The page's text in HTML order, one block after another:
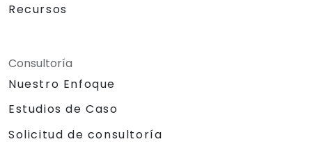
Recursos
Consultoría
Nuestro Enfoque
Estudios de Caso
Solicitud de consultoría